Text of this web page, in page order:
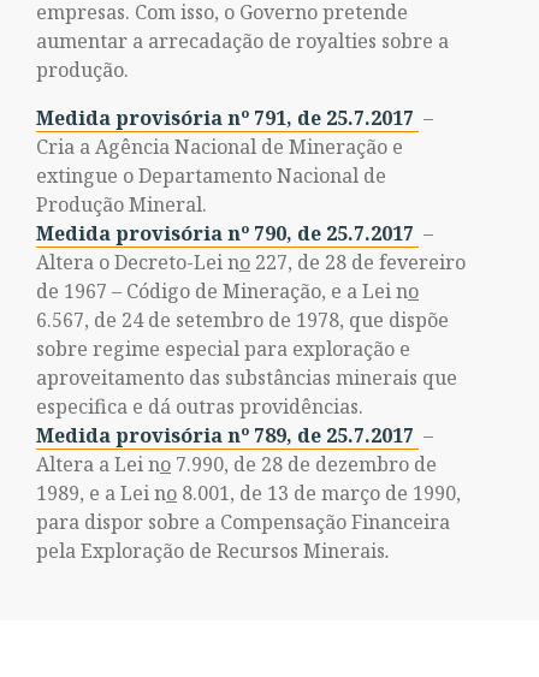
empresas. Com isso, o Governo pretende
aumentar a arrecadação de royalties sobre a
produção.
Medida provisória nº 791, de 25.7.2017 –
Cria a Agência Nacional de Mineração e
extingue o Departamento Nacional de
Produção Mineral.
Medida provisória nº 790, de 25.7.2017 –
Altera o Decreto-Lei no 227, de 28 de fevereiro
de 1967 – Código de Mineração, e a Lei no
6.567, de 24 de setembro de 1978, que dispõe
sobre regime especial para exploração e
aproveitamento das substâncias minerais que
especifica e dá outras providências.
Medida provisória nº 789, de 25.7.2017 –
Altera a Lei no 7.990, de 28 de dezembro de
1989, e a Lei no 8.001, de 13 de março de 1990,
para dispor sobre a Compensação Financeira
pela Exploração de Recursos Minerais.